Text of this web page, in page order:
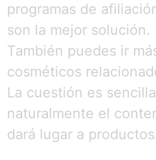
programas de
son la mejor solución.
También puedes ir
cosméticos
La cuestión es
naturalmente el
dará lugar a